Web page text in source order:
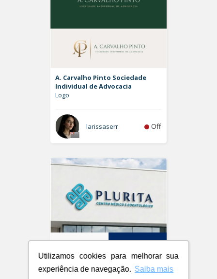
Utilizamos cookies para melhorar sua
experiência de navegação. Saiba mais
A. Carvalho Pinto Sociedade
Individual de Advocacia
Logo
larissaserr Off